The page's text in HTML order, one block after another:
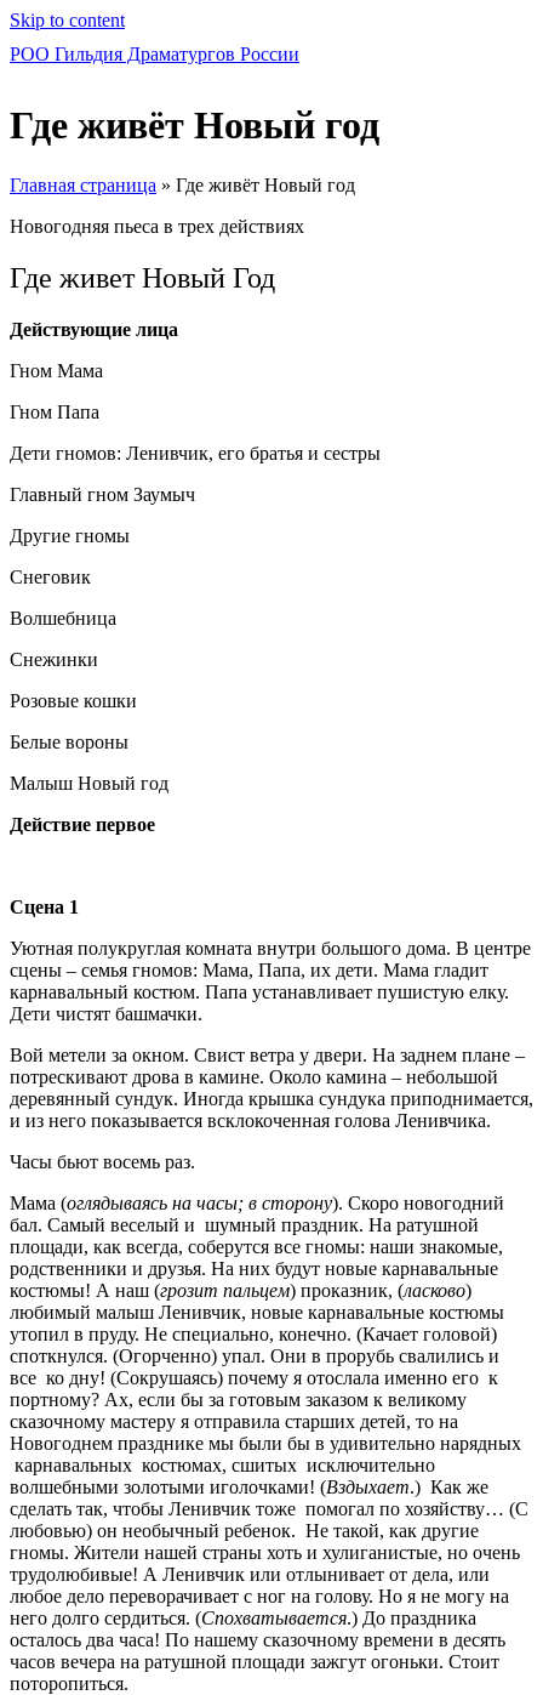
Skip to content
РОО Гильдия Драматургов России
Где живёт Новый год
Главная страница » Где живёт Новый год
Новогодняя пьеса в трех действиях
Где живет Новый Год
Действующие лица
Гном Мама
Гном Папа
Дети гномов: Ленивчик, его братья и сестры
Главный гном Заумыч
Другие гномы
Снеговик
Волшебница
Снежинки
Розовые кошки
Белые вороны
Малыш Новый год
Действие первое
Сцена 1
Уютная полукруглая комната внутри большого дома. В центре
сцены – семья гномов: Мама, Папа, их дети. Мама гладит
карнавальный костюм. Папа устанавливает пушистую елку.
Дети чистят башмачки.
Вой метели за окном. Свист ветра у двери. На заднем плане –
потрескивают дрова в камине. Около камина – небольшой
деревянный сундук. Иногда крышка сундука приподнимается,
и из него показывается всклокоченная голова Ленивчика.
Часы бьют восемь раз.
Мама (оглядываясь на часы; в сторону). Скоро новогодний
бал. Самый веселый и шумный праздник. На ратушной
площади, как всегда, соберутся все гномы: наши знакомые,
родственники и друзья. На них будут новые карнавальные
костюмы! А наш (грозит пальцем) проказник, (ласково)
любимый малыш Ленивчик, новые карнавальные костюмы
утопил в пруду. Не специально, конечно. (Качает головой)
споткнулся. (Огорченно) упал. Они в прорубь свалились и
все ко дну! (Сокрушаясь) почему я отослала именно его к
портному? Ах, если бы за готовым заказом к великому
сказочному мастеру я отправила старших детей, то на
Новогоднем празднике мы были бы в удивительно нарядных
карнавальных костюмах, сшитых исключительно
волшебными золотыми иголочками! (Вздыхает.) Как же
сделать так, чтобы Ленивчик тоже помогал по хозяйству… (С
любовью) он необычный ребенок. Не такой, как другие
гномы. Жители нашей страны хоть и хулиганистые, но очень
трудолюбивые! А Ленивчик или отлынивает от дела, или
любое дело переворачивает с ног на голову. Но я не могу на
него долго сердиться. (Спохватывается.) До праздника
осталось два часа! По нашему сказочному времени в десять
часов вечера на ратушной площади зажгут огоньки. Стоит
поторопиться.